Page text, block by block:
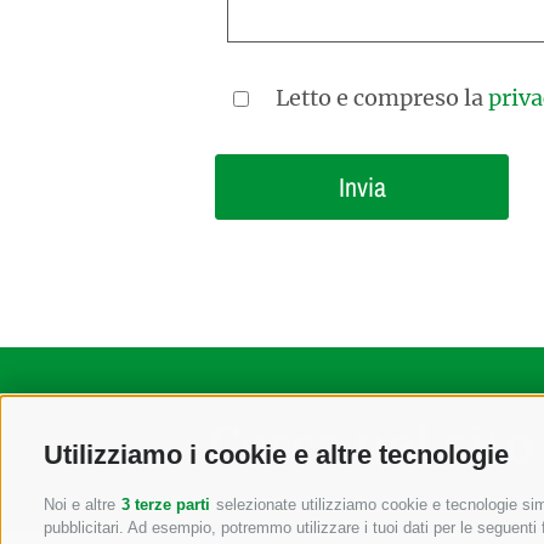
Utilizziamo i cookie e altre tecnologie
Noi e altre 3 terze parti selezionate utilizziamo cookie e tecnologie
pubblicitari. Ad esempio, potremmo utilizzare i tuoi dati per le
Letto e compreso la
Cerca nel sito